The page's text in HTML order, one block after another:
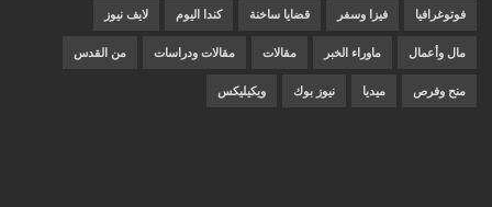
فوتوغرافيا فيزا وسفر قضايا ساخنة كندا اليوم لايف نيوز
مال وأعمال ماوراء الخبر مقالات مقالات ودراسات من القدس
منح وفرص ميديا نيوز بوك ويكيليكس